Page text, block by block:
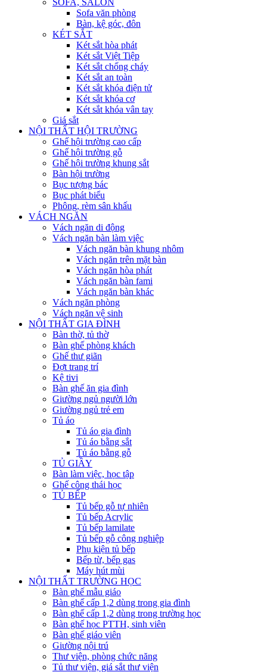
SOFA, SALON
Sofa văn phòng
Bàn, kệ góc, đôn
KÉT SẮT
Két sắt hòa phát
Két sắt Việt Tiệp
Két sắt chống cháy
Két sắt an toàn
Két sắt khóa điện tử
Két sắt khóa cơ
Két sắt khóa vân tay
Giá sắt
NỘI THẤT HỘI TRƯỜNG
Ghế hội trường cao cấp
Ghế hội trường gỗ
Ghế hội trường khung sắt
Bàn hội trường
Bục tượng bác
Bục phát biểu
Phông, rèm sân khấu
VÁCH NGĂN
Vách ngăn di động
Vách ngăn bàn làm việc
Vách ngăn bàn khung nhôm
Vách ngăn trên mặt bàn
Vách ngăn hòa phát
Vách ngăn bàn fami
Vách ngăn bàn khác
Vách ngăn phòng
Vách ngăn vệ sinh
NỘI THẤT GIA ĐÌNH
Bàn thờ, tủ thờ
Bàn ghế phòng khách
Ghế thư giãn
Đợt trang trí
Kệ tivi
Bàn ghế ăn gia đình
Giường ngủ người lớn
Giường ngủ trẻ em
Tủ áo
Tủ áo gia đình
Tủ áo bằng sắt
Tủ áo bằng gỗ
TỦ GIẦY
Bàn làm việc, học tập
Ghế công thái học
TỦ BẾP
Tủ bếp gỗ tự nhiên
Tủ bếp Acrylic
Tủ bếp lamilate
Tủ bếp gỗ công nghiệp
Phụ kiện tủ bếp
Bếp từ, bếp gas
Máy hút mùi
NỘI THẤT TRƯỜNG HỌC
Bàn ghế mẫu giáo
Bàn ghế cấp 1,2 dùng trong gia đình
Bàn ghế cấp 1,2 dùng trong trường học
Bàn ghế học PTTH, sinh viên
Bàn ghế giáo viên
Giường nội trú
Thư viện, phòng chức năng
Tủ thư viện, giá sắt thư viện